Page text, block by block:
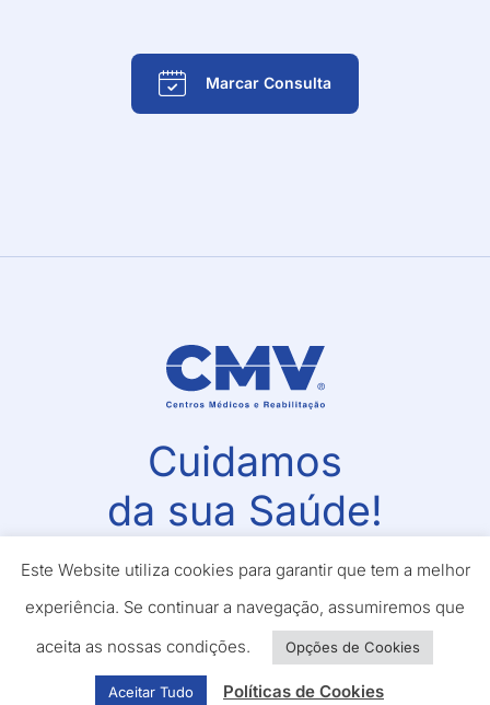
Marcar Consulta
Cuidamos
da sua Saúde!
No CMV acompanhamo-lo desde o primeiro
Marcar Consulta
Este Website utiliza cookies para garantir que tem a melhor
experiência. Se continuar a navegação, assumiremos que
aceita as nossas condições.
Opções de Cookies
Aceitar Tudo Políticas de Cookies